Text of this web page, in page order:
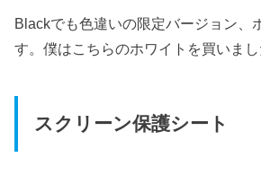
Blackでも色違いの限定バージョン、
す。僕はこちらのホワイトを買いまし
スクリーン保護シート